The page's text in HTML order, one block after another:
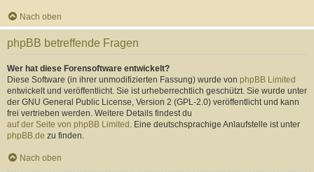
Nach oben
phpBB betreffende Fragen
Wer hat diese Forensoftware entwickelt?
Diese Software (in ihrer unmodifizierten Fassung) wurde von phpBB Limited
entwickelt und veröffentlicht. Sie ist urheberrechtlich geschützt. Sie wurde unter
der GNU General Public License, Version 2 (GPL-2.0) veröffentlicht und kann
frei vertrieben werden. Weitere Details findest du
auf der Seite von phpBB Limited . Eine deutschsprachige Anlaufstelle ist unter
phpBB.de zu finden.
Nach oben